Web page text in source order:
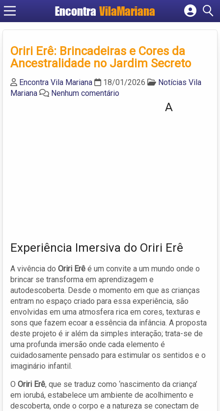
EncontraVilaMariana
Cadastrar empresa
Criar conta
Oriri Erê: Brincadeiras e Cores da
Ancestralidade no Jardim Secreto
Encontra Vila Mariana 18/01/2026
Notícias Vila
Mariana
Nenhum comentário
A
Experiência Imersiva do Oriri Erê
A vivência do Oriri Erê é um convite a um mundo onde o
brincar se transforma em aprendizagem e
autodescoberta. Desde o momento em que as crianças
entram no espaço criado para essa experiência, são
envolvidas em uma atmosfera rica em cores, texturas e
sons que fazem ecoar a essência da infância. A proposta
deste projeto é ir além da simples interação; trata-se de
uma profunda imersão onde cada elemento é
cuidadosamente pensado para estimular os sentidos e o
imaginário infantil.
O Oriri Erê, que se traduz como ‘nascimento da criança’
em iorubá, estabelece um ambiente de acolhimento e
descoberta, onde o corpo e a natureza se conectam de